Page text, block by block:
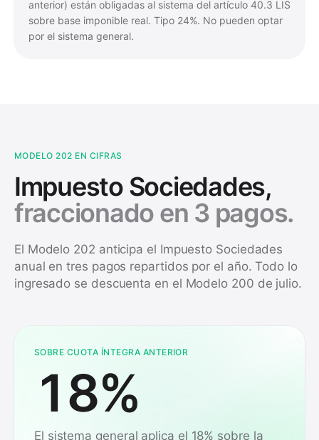
anterior) están obligadas al sistema del artículo 40.3 LIS
sobre base imponible real. Tipo 24%. No pueden optar
por el sistema general.
MODELO 202 EN CIFRAS
Impuesto Sociedades,
fraccionado en 3 pagos.
El Modelo 202 anticipa el Impuesto Sociedades
anual en tres pagos repartidos por el año. Todo lo
ingresado se descuenta en el Modelo 200 de julio.
SOBRE CUOTA ÍNTEGRA ANTERIOR
18%
El sistema general aplica el 18% sobre la